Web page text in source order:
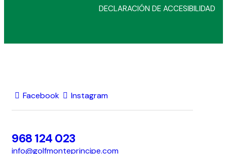
DECLARACIÓN DE ACCESIBILIDAD
Facebook Instagram
968 124 023
info@golfmonteprincipe.com